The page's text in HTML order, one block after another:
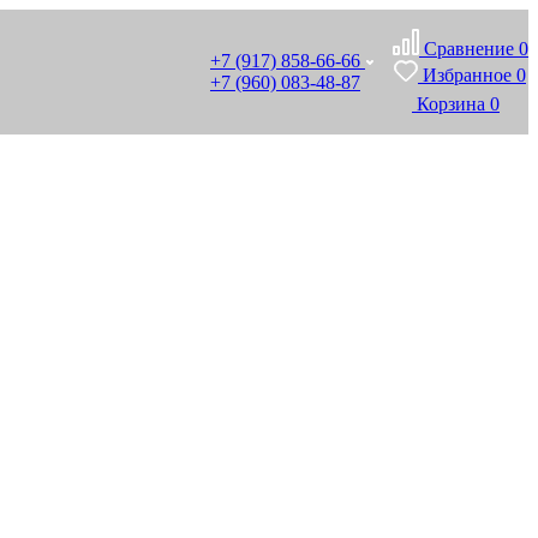
+7 (917) 858-66-66
+7 (960) 083-48-87
Сравнение 0
Избранное 0
Корзина 0